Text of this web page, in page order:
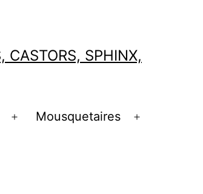
CASTORS, SPHINX,
Ouvrir
Mousquetaires